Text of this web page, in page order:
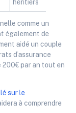
héritiers
comme un
également de
aidé un couple
d’assurance
200€ par an tout en
sur le
à comprendre